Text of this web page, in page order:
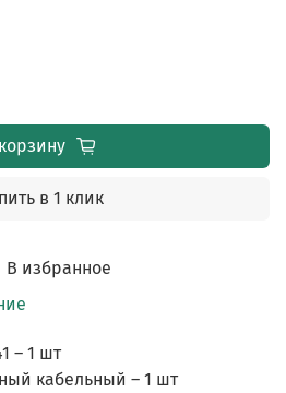
В избранное
в 1 клик
– 1 шт
кабельный – 1 шт